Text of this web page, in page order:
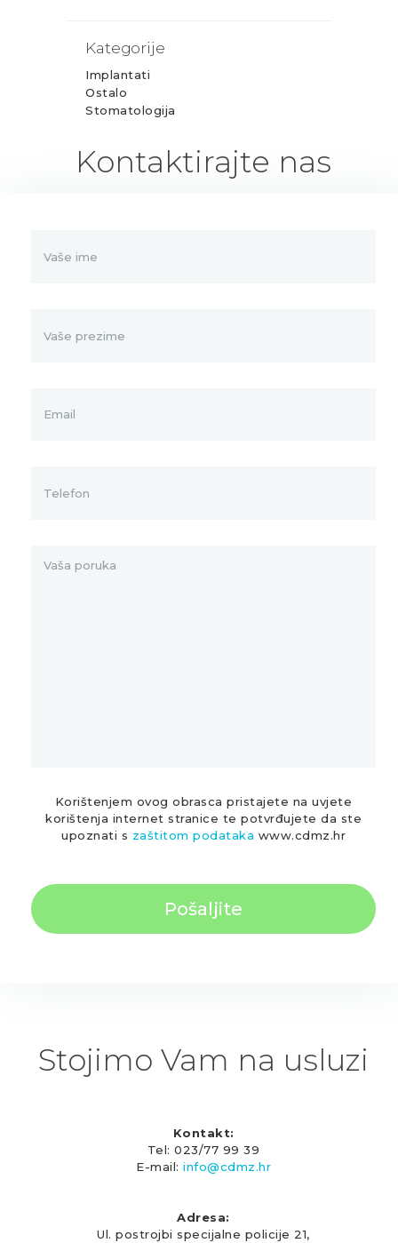
Kategorije
Implantati
Ostalo
Stomatologija
Kontaktirajte nas
Korištenjem ovog obrasca pristajete na uvjete
korištenja internet stranice te potvrđujete da ste
upoznati s zaštitom podataka www.cdmz.hr
Stojimo Vam na usluzi
Kontakt:
Tel: 023/77 99 39
E-mail: info@cdmz.hr
Adresa:
Ul. postrojbi specijalne policije 21,